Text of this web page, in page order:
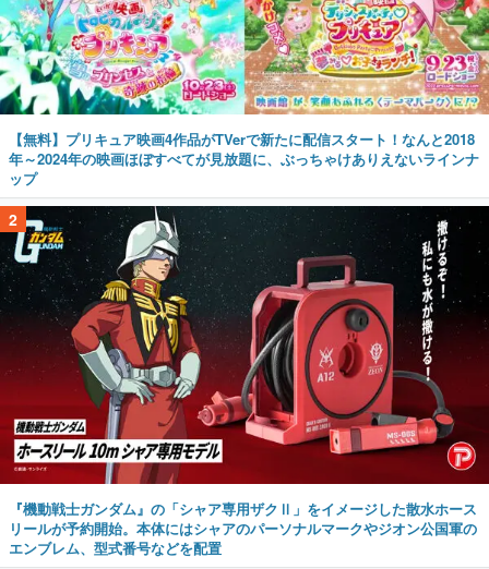
【無料】プリキュア映画4作品がTVerで新たに配信スタート！なんと2018
年～2024年の映画ほぼすべてが見放題に、ぶっちゃけありえないラインナ
ップ
2
『機動戦士ガンダム』の「シャア専用ザクⅡ」をイメージした散水ホース
リールが予約開始。本体にはシャアのパーソナルマークやジオン公国軍の
エンブレム、型式番号などを配置